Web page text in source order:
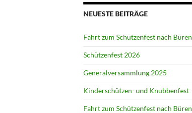
NEUESTE BEITRÄGE
Fahrt zum Schützenfest nach Büren
Schützenfest 2026
Generalversammlung 2025
Kinderschützen- und Knubbenfest
Fahrt zum Schützenfest nach Büren